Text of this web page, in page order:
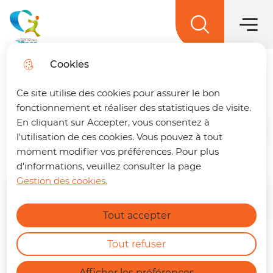
Cookies
Ce site utilise des cookies pour assurer le bon
fonctionnement et réaliser des statistiques de visite.
En cliquant sur Accepter, vous consentez à
l'utilisation de ces cookies. Vous pouvez à tout
moment modifier vos préférences. Pour plus
d'informations, veuillez consulter la page
Gestion des cookies.
Tout accepter
Tout refuser
Aller
au
menu
contenu
principal
Aller au
sitemap
🚌 Vos déplacements simplifiés sur La
terre des 2 caps !Un trajet à préparer ?
Retrouvez dès maintenant notre nouvelle
page dédiée à la mobilité. En quelques clics,
vous pouvez :
Connaître l'horaire du prochain bus à
votre arrêt.
Consulter les tracés et fiches horaires
https://terredes2caps.fr/trouver-son-trajet
En savoir plus
La terre des 2 caps Menu
Accueil
Mai2025
MER
28 29 30 1 2 3
4